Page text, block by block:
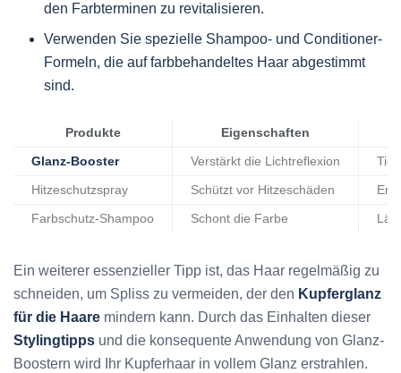
den Farbterminen zu revitalisieren.
Verwenden Sie spezielle Shampoo- und Conditioner-
Formeln, die auf farbbehandeltes Haar abgestimmt
sind.
Produkte Eigenschaften
Glanz-Booster Verstärkt die Lichtreflexion
Hitzeschutzspray Schützt vor Hitzeschäden
Farbschutz-Shampoo Schont die Farbe
Ein weiterer essenzieller Tipp ist, das Haar regelmäßig zu
schneiden, um Spliss zu vermeiden, der den Kupferglanz
für die Haare mindern kann. Durch das Einhalten dieser
Stylingtipps und die konsequente Anwendung von Glanz-
Boostern wird Ihr Kupferhaar in vollem Glanz erstrahlen.